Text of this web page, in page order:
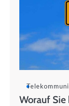
Worauf Sie